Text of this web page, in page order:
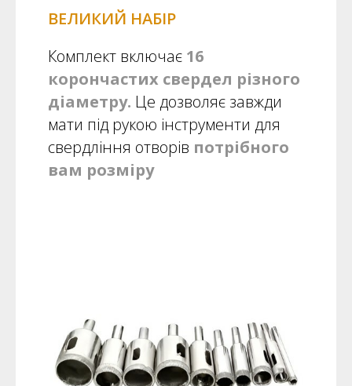
ВЕЛИКИЙ НАБІР
Комплект включає 16
корончастих свердел різного
діаметру. Це дозволяє завжди
мати під рукою інструменти для
свердління отворів потрібного
вам розміру